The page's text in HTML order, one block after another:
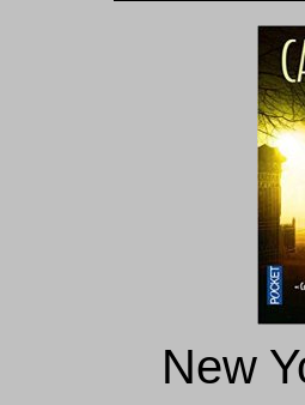
New